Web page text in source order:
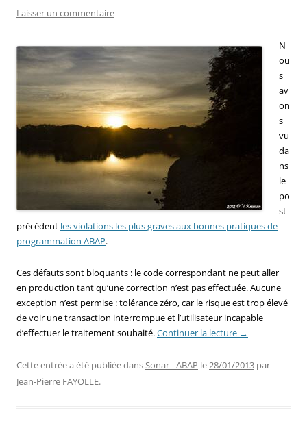
Laisser un commentaire
N
ou
s
av
on
s
vu
da
ns
le
po
st
précédent les violations les plus graves aux bonnes pratiques de
programmation ABAP.
Ces défauts sont bloquants : le code correspondant ne peut aller
en production tant qu’une correction n’est pas effectuée. Aucune
exception n’est permise : tolérance zéro, car le risque est trop élevé
de voir une transaction interrompue et l’utilisateur incapable
d’effectuer le traitement souhaité.Continuer la lecture →
Cette entrée a été publiée dansSonar - ABAP le28/01/2013 par
Jean-Pierre FAYOLLE.